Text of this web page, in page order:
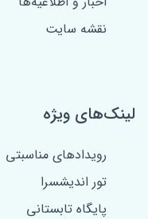
نقشه سایت
لینک‌های ویژه
رویدادهای مناسبتی
تور اندیشسرا
پایگاه تابستانی